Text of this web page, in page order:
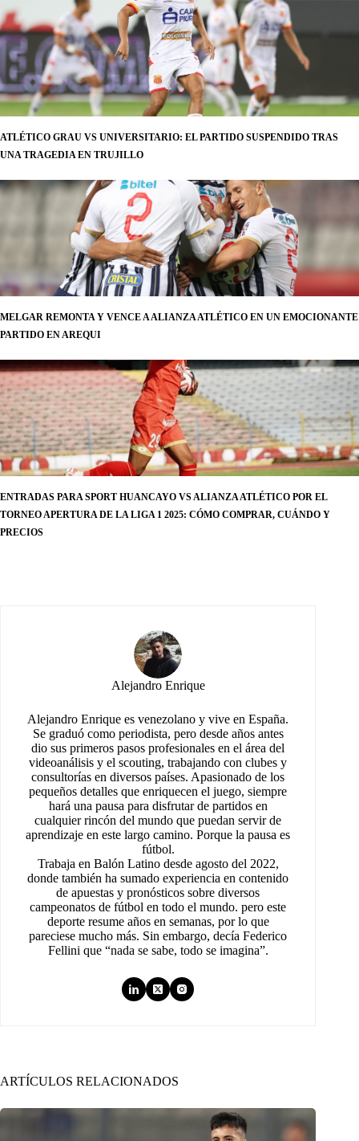
ATLÉTICO GRAU VS UNIVERSITARIO: EL PARTIDO SUSPENDIDO TRAS
UNA TRAGEDIA EN TRUJILLO
MELGAR REMONTA Y VENCE A ALIANZA ATLÉTICO EN UN EMOCIONANTE
PARTIDO EN AREQUI
ENTRADAS PARA SPORT HUANCAYO VS ALIANZA ATLÉTICO POR EL
TORNEO APERTURA DE LA LIGA 1 2025: CÓMO COMPRAR, CUÁNDO Y
PRECIOS
Alejandro Enrique
Alejandro Enrique es venezolano y vive en España.
Se graduó como periodista, pero desde años antes
dio sus primeros pasos profesionales en el área del
videoanálisis y el scouting, trabajando con clubes y
consultorías en diversos países. Apasionado de los
pequeños detalles que enriquecen el juego, siempre
hará una pausa para disfrutar de partidos en
cualquier rincón del mundo que puedan servir de
aprendizaje en este largo camino. Porque la pausa es
fútbol.
Trabaja en Balón Latino desde agosto del 2022,
donde también ha sumado experiencia en contenido
de apuestas y pronósticos sobre diversos
campeonatos de fútbol en todo el mundo. pero este
deporte resume años en semanas, por lo que
pareciese mucho más. Sin embargo, decía Federico
Fellini que “nada se sabe, todo se imagina”.
ARTÍCULOS RELACIONADOS